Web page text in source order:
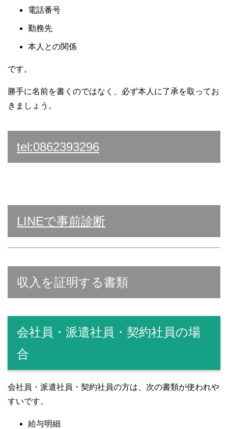
電話番号
勤務先
本人との関係
です。
勝手に名前を書くのではなく、必ず本人に了承を取ってお
きましょう。
tel:0862393296
LINEで事前診断
収入を証明する書類
会社員・派遣社員・契約社員の場
合
会社員・派遣社員・契約社員の方は、次の書類が使われや
すいです。
給与明細